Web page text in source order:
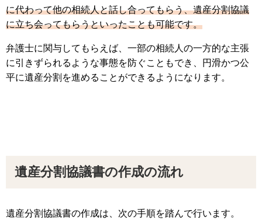
に代わって他の相続人と話し合ってもらう、遺産分割協議
に立ち会ってもらうといったことも可能です。
弁護士に関与してもらえば、一部の相続人の一方的な主張
に引きずられるような事態を防ぐこともでき、円滑かつ公
平に遺産分割を進めることができるようになります。
遺産分割協議書の作成の流れ
遺産分割協議書の作成は、次の手順を踏んで行います。